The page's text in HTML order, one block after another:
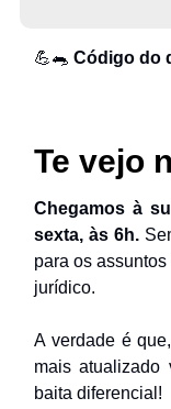
💪🐀 Código do
Te vejo
Chegamos à
sexta, às 6h.
para os
jurídico.
A verdade é
mais
baita diferencial!